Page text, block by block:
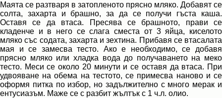
Маята се разтваря в затопленото прясно мляко. Добавят се
солта, захарта и брашно, за да се получи гъста каша.
Оставя се да втаса. Пресява се брашното, прави се
кладенче и в него се слага сместа от 3 яйца, киселото
мляко със содата, захарта и зехтина. Прибавя се втасалата
мая и се замесва тесто. Ако е необходимо, се добавя
прясно мляко или хладка вода до получаването на меко
тесто. Меси се около 20 минути и се оставя да втаса. При
удвояване на обема на тестото, се примесва наново и се
оформя питка по избор, но задължително с много мерак и
ентусиазъм. Маже се с разбит жълтък с 1 ч.л. олио.